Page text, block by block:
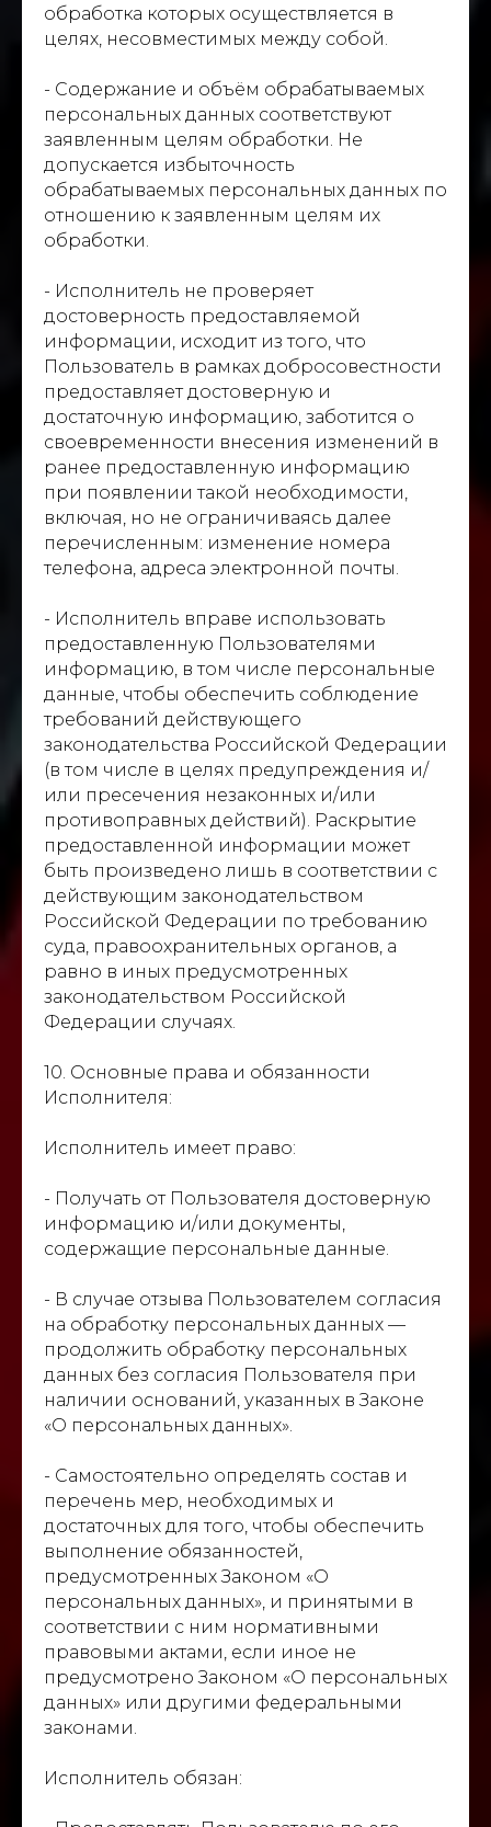
обработка которых осуществляется в
целях, несовместимых между собой.
- Содержание и объём обрабатываемых
персональных данных соответствуют
заявленным целям обработки. Не
допускается избыточность
обрабатываемых персональных данных по
отношению к заявленным целям их
обработки.
- Исполнитель не проверяет
достоверность предоставляемой
информации, исходит из того, что
Пользователь в рамках добросовестности
предоставляет достоверную и
достаточную информацию, заботится о
своевременности внесения изменений в
ранее предоставленную информацию
при появлении такой необходимости,
включая, но не ограничиваясь далее
перечисленным: изменение номера
телефона, адреса электронной почты.
- Исполнитель вправе использовать
предоставленную Пользователями
информацию, в том числе персональные
данные, чтобы обеспечить соблюдение
требований действующего
законодательства Российской Федерации
(в том числе в целях предупреждения и/
или пресечения незаконных и/или
противоправных действий). Раскрытие
предоставленной информации может
быть произведено лишь в соответствии с
действующим законодательством
Российской Федерации по требованию
суда, правоохранительных органов, а
равно в иных предусмотренных
законодательством Российской
Федерации случаях.
10. Основные права и обязанности
Исполнителя:
Исполнитель имеет право:
- Получать от Пользователя достоверную
информацию и/или документы,
содержащие персональные данные.
- В случае отзыва Пользователем согласия
на обработку персональных данных —
продолжить обработку персональных
данных без согласия Пользователя при
наличии оснований, указанных в Законе
«О персональных данных».
- Самостоятельно определять состав и
перечень мер, необходимых и
достаточных для того, чтобы обеспечить
выполнение обязанностей,
предусмотренных Законом «О
персональных данных», и принятыми в
соответствии с ним нормативными
правовыми актами, если иное не
предусмотрено Законом «О персональных
данных» или другими федеральными
законами.
Исполнитель обязан: